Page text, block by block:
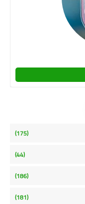
(175)
(44)
(186)
(181)